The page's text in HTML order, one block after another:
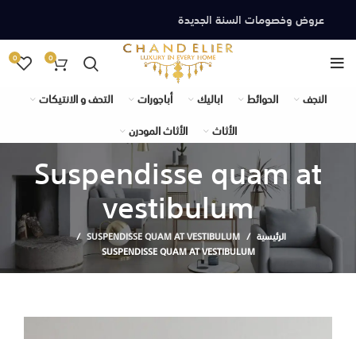
0
0
النجف الحوائط اباليك أباجورات
التحف و الانتيكات
الأثاث
الأثاث المودرن
Suspendisse quam at
vestibulum
الرئيسية SUSPENDISSE QUAM AT VESTIBULUM
SUSPENDISSE QUAM AT VESTIBULUM
عروض وخصومات السنة الجديدة